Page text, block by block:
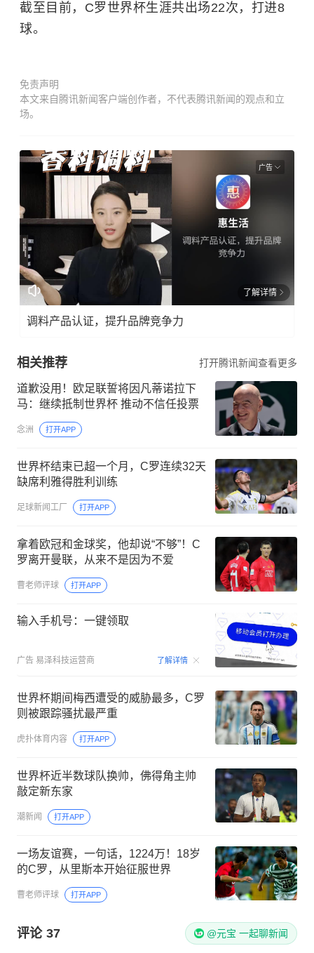
截至目前，C罗世界杯生涯共出场22次，打进8
球。
免责声明
本文来自腾讯新闻客户端创作者，不代表腾讯新闻的观点和立
场。
广告
了解详情
调料产品认证，提升品牌竞争力
相关推荐 打开腾讯新闻查看更多
道歉没用！欧足联誓将因凡蒂诺拉下
马：继续抵制世界杯 推动不信任投票
念洲 打开APP
世界杯结束已超一个月，C罗连续32天
缺席利雅得胜利训练
足球新闻工厂 打开APP
拿着欧冠和金球奖，他却说“不够”！C
罗离开曼联，从来不是因为不爱
曹老师评球 打开APP
输入手机号：一键领取
广告 易泽科技运营商 了解详情 00:15
世界杯期间梅西遭受的威胁最多，C罗
则被跟踪骚扰最严重
虎扑体育内容 打开APP
世界杯近半数球队换帅，佛得角主帅
敲定新东家
潮新闻 打开APP
一场友谊赛，一句话，1224万！18岁
的C罗，从里斯本开始征服世界
曹老师评球 打开APP
评论 37 @元宝 一起聊新闻